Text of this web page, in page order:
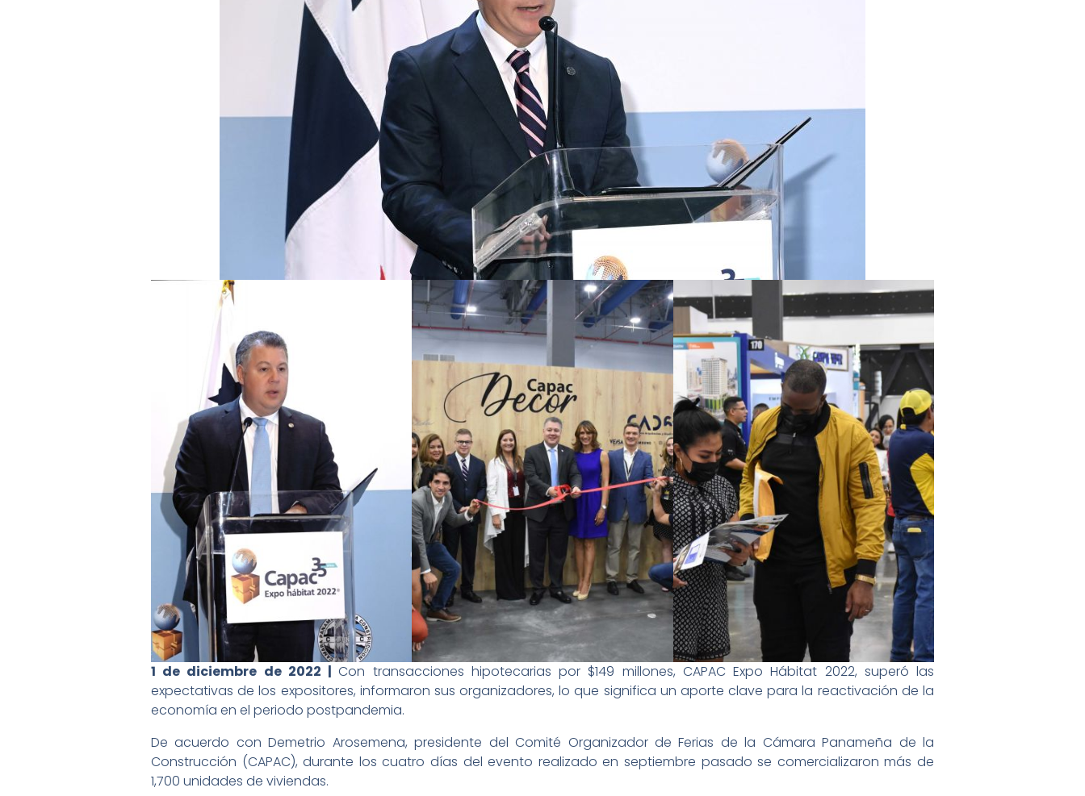
1 de diciembre de 2022 |Con transacciones hipotecarias por $149 millones, CAPAC Expo Hábitat 2022, superó las
expectativas de los expositores, informaron sus organizadores, lo que significa un aporte clave para la reactivación de la
economía en el periodo postpandemia.
De acuerdo con Demetrio Arosemena, presidente del Comité Organizador de Ferias de la Cámara Panameña de la
Construcción (CAPAC), durante los cuatro días del evento realizado en septiembre pasado se comercializaron más de
1,700 unidades de viviendas.